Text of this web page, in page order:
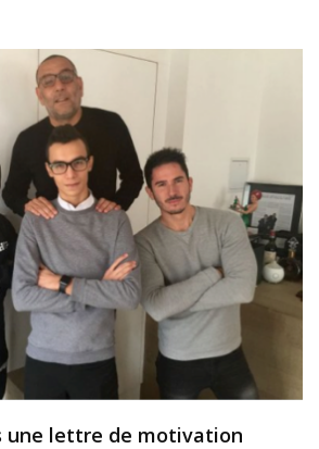
une lettre de motivation